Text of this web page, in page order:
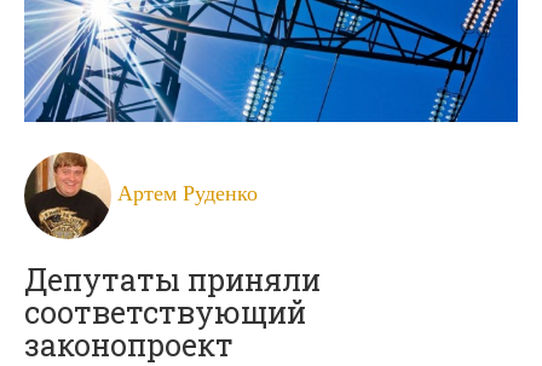
Артем Руденко
Депутаты приняли
соответствующий
законопроект